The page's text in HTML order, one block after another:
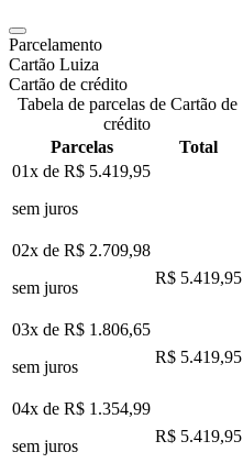
Parcelamento
Cartão Luiza
Cartão de crédito
Tabela de parcelas de Cartão de
crédito
Parcelas
Total
01x de R$ 5.419,95
sem juros
02x de R$ 2.709,98
sem juros
R$ 5.419,95
03x de R$ 1.806,65
sem juros
R$ 5.419,95
04x de R$ 1.354,99
sem juros
R$ 5.419,95